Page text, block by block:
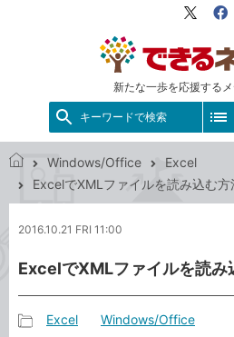
新たな一歩を応援する
X（旧
キーワードで検索
で
ネ
ト
Windows/Office
Excel
ExcelでXMLファイルを読み込む方
2016.10.21 FRI 11:00
ExcelでXMLファイルを読み
Excel Windows/Office